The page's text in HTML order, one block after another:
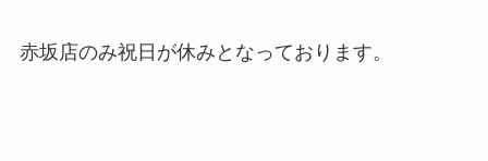
赤坂店のみ祝日が休みとなっております。